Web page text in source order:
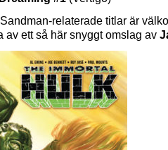
relaterade titlar är
av ett så här snyggt omslag av